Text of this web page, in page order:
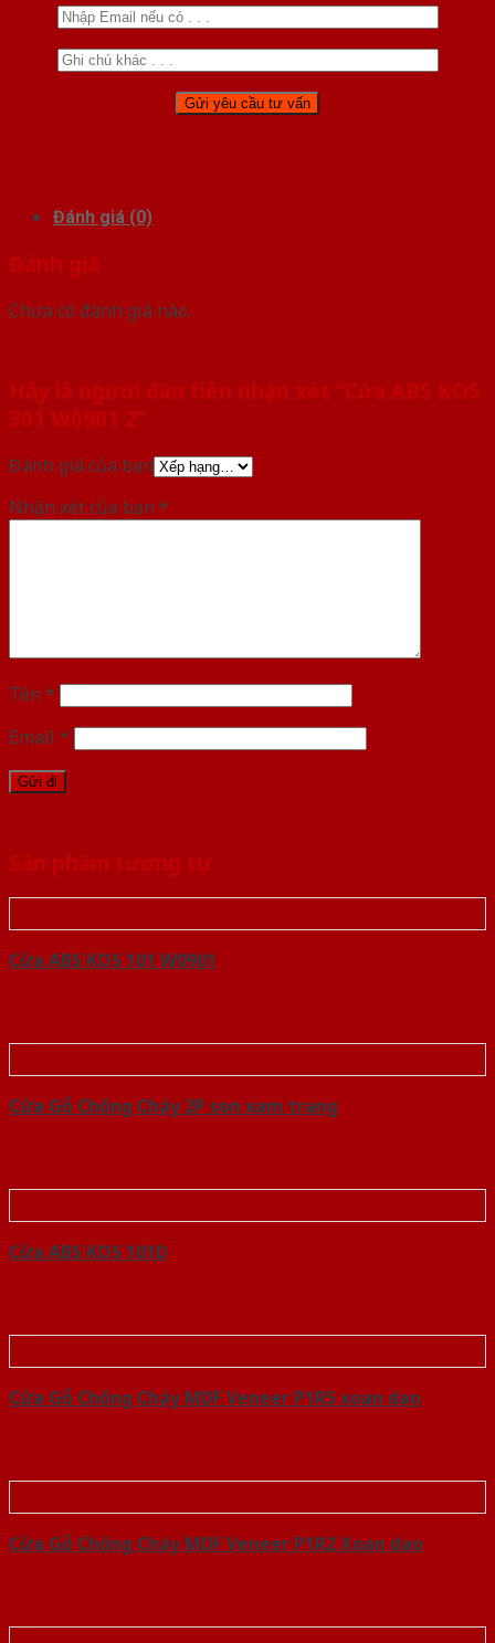
Đánh giá (0)
Đánh giá
Chưa có đánh giá nào.
Hãy là người đầu tiên nhận xét “Cửa ABS KOS
301 W0901 2”
Đánh giá của bạn
Nhận xét của bạn *
Tên *
Email *
Sản phẩm tương tự
Cửa ABS KOS 101 W0901
Cửa Gỗ Chống Cháy 2P son xam trang
Cửa ABS KOS 101D
Cửa Gỗ Chống Cháy MDF Veneer P1R5 xoan dao
Cửa Gỗ Chống Cháy MDF Veneer P1R2 Xoan dao